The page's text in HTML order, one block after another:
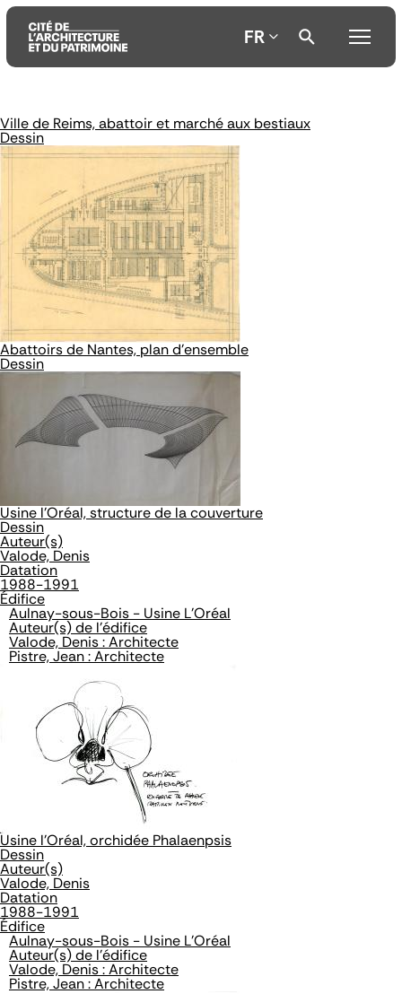
Aller
au
contenu
Aller
au
menu
Aller
à
la
FR
Ville de Reims, abattoir et marché aux bestiaux
Dessin
Abattoirs de Nantes, plan d'ensemble
Dessin
Usine l'Oréal, structure de la couverture
Dessin
Auteur(s)
Valode, Denis
Datation
1988-1991
Édifice
Aulnay-sous-Bois - Usine L'Oréal
Auteur(s) de l'édifice
Valode, Denis : Architecte
Pistre, Jean : Architecte
Usine l'Oréal, orchidée Phalaenpsis
Dessin
Auteur(s)
Valode, Denis
Datation
1988-1991
Édifice
Aulnay-sous-Bois - Usine L'Oréal
Auteur(s) de l'édifice
Valode, Denis : Architecte
Pistre, Jean : Architecte